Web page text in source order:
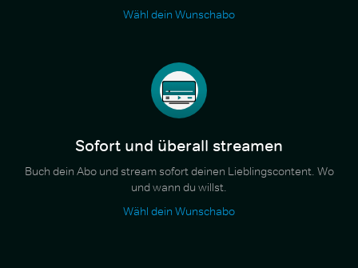
Wähl dein Wunschabo
Sofort und überall streamen
Buch dein Abo und stream sofort deinen Lieblingscontent. Wo
und wann du willst.
Wähl dein Wunschabo